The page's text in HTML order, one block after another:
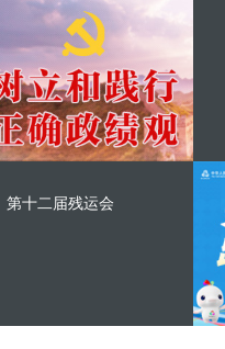
第十二届残运会